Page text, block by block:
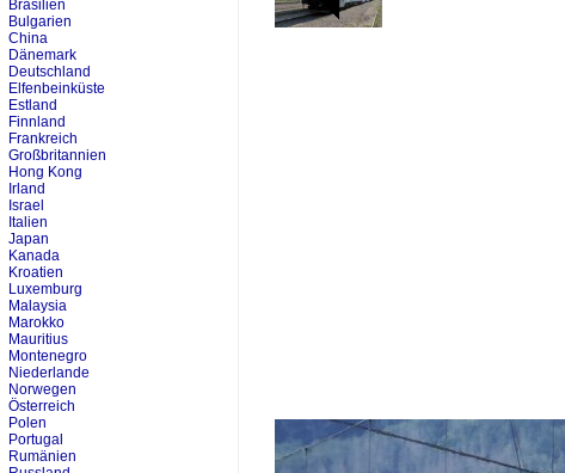
Brasilien
Bulgarien
China
Dänemark
Deutschland
Elfenbeinküste
Estland
Finnland
Frankreich
Großbritannien
Hong Kong
Irland
Israel
Italien
Japan
Kanada
Kroatien
Luxemburg
Malaysia
Marokko
Mauritius
Montenegro
Niederlande
Norwegen
Österreich
Polen
Portugal
Rumänien